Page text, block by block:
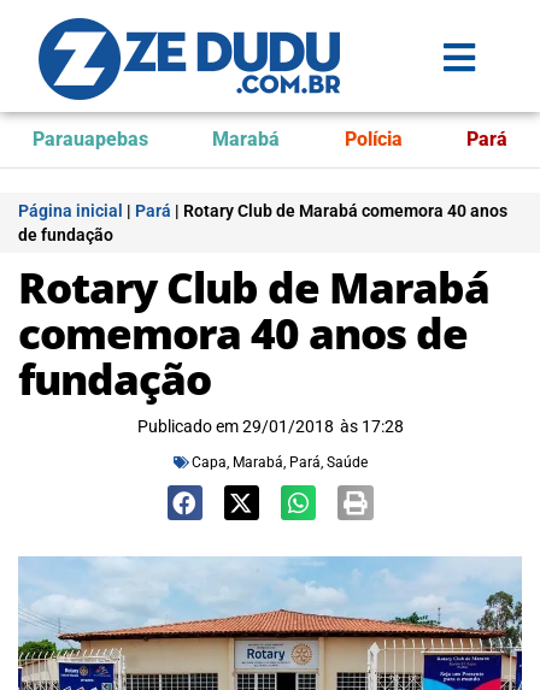
Parauapebas Marabá Polícia Pará
Página inicial | Pará | Rotary Club de Marabá comemora 40 anos
de fundação
Rotary Club de Marabá
comemora 40 anos de
fundação
Publicado em 29/01/2018 às 17:28
Capa, Marabá, Pará, Saúde